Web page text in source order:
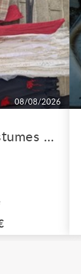
08/08/2026
Lot de 80 costumes de scène pro